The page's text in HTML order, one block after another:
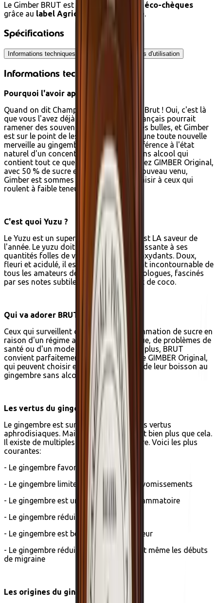
Le Gimber BRUT est achetable avec deséco-chèques
grâce au label Agriculture Biologique.
Spécifications
Informations techniques Conseils d'utilisation
Informations techniques
Pourquoi l'avoir appelé BRUT ?
Quand on dit Champagne, vous dites… Brut ! Oui, c'est là
que vous l'avez déjà entendu. Ce mot français pourrait
ramener des souvenirs trempés dans des bulles, et Gimber
est sur le point de les faire éclater avec une toute nouvelle
merveille au gingembre. Ce BRUT fait référence à l'état
naturel d'un concentré de gingembre sans alcool qui
contient tout ce que vous aimez déjà chez GIMBER Original,
avec 50 % de sucre en moins. Avec ce nouveau venu,
Gimber est sommes heureux de faire plaisir à ceux qui
roulent à faible teneur en sucre.
C'est quoi Yuzu ?
Le Yuzu est un superfruit mais aussi, c'est LA saveur de
l'année. Le yuzu doit sa notoriété grandissante à ses
quantités folles de vitamine C et d'antioxydants. Doux,
fleuri et acidulé, il est devenu l'ingrédient incontournable de
tous les amateurs de goût, chefs et mixologues, fascinés
par ses notes subtiles de bois et de noix de coco.
Qui va adorer BRUT ?
Ceux qui surveillent de près leur consommation de sucre en
raison d'un régime alimentaire spécifique, de problèmes de
santé ou d'un mode de vie plus sain. De plus, BRUT
convient parfaitement à tous les fans de GIMBER Original,
qui peuvent choisir entre deux versions de leur boisson au
gingembre sans alcool préférée.
Les vertus du gingembre
Le gingembre est surtout connu pour ses vertus
aphrodisiaques. Mais le gingembre, c'est bien plus que cela.
Il existe de multiples vertus au gingembre. Voici les plus
courantes:
- Le gingembre favorise la digestion
- Le gingembre limite les nausées et les vomissements
- Le gingembre est un puissant anti-inflammatoire
- Le gingembre réduit la fatigue
- Le gingembre est bénéfique pour le coeur
- Le gingembre réduit les maux de tête et même les débuts
de migraine
Les origines du gingembre